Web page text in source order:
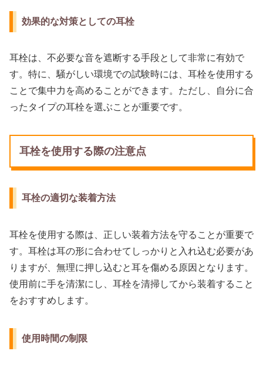
効果的な対策としての耳栓
耳栓は、不必要な音を遮断する手段として非常に有効で
す。特に、騒がしい環境での試験時には、耳栓を使用する
ことで集中力を高めることができます。ただし、自分に合
ったタイプの耳栓を選ぶことが重要です。
耳栓を使用する際の注意点
耳栓の適切な装着方法
耳栓を使用する際は、正しい装着方法を守ることが重要で
す。耳栓は耳の形に合わせてしっかりと入れ込む必要があ
りますが、無理に押し込むと耳を傷める原因となります。
使用前に手を清潔にし、耳栓を清掃してから装着すること
をおすすめします。
使用時間の制限